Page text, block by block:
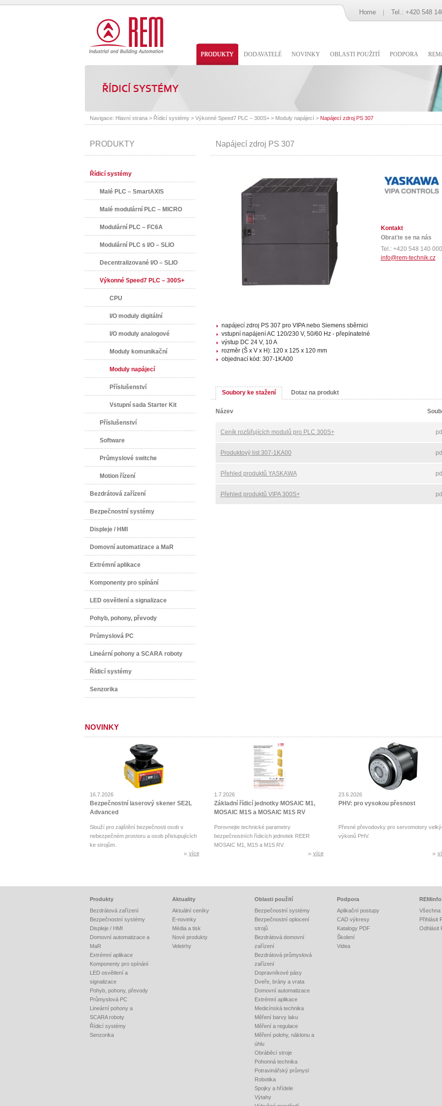
Home Tel.: +420 548
PRODUKTY DODAVATELÉ NOVINKY OBLASTI POUŽITÍ PODPORA
Navigace: Hlavní strana> Řídicí systémy> Výkonné Speed7 PLC – 300S+> Moduly napájecí> Napájecí zdroj PS 307
PRODUKTY
Řídicí systémy
Malé PLC – SmartAXIS
Malé modulární PLC – MICRO
Modulární PLC – FC6A
Modulární PLC s I/O – SLIO
Decentralizované I/O – SLIO
Výkonné Speed7 PLC – 300S+
CPU
I/O moduly digitální
I/O moduly analogové
Moduly komunikační
Moduly napájecí
Příslušenství
Vstupní sada Starter Kit
Příslušenství
Software
Průmyslové switche
Motion řízení
Bezdrátová zařízení
Bezpečnostní systémy
Displeje / HMI
Domovní automatizace a MaR
Extrémní aplikace
Komponenty pro spínání
LED osvětlení a signalizace
Pohyb, pohony, převody
Průmyslová PC
Lineární pohony a SCARA roboty
Řídicí systémy
Senzorika
Napájecí zdroj PS 307
Kontakt
Obraťte se na nás
Tel.: +420 548 140 000
info@rem-technik.cz
napájecí zdroj PS 307 pro VIPA nebo Siemens sběrnici
vstupní napájení AC 120/230 V, 50/60 Hz - přepínatelné
výstup DC 24 V, 10 A
rozměr (Š x V x H): 120 x 125 x 120 mm
objednací kód: 307-1KA00
Soubory ke stažení Dotaz na produkt
Název
Ceník rozšiřujících modulů pro PLC 300S+
Produktový list 307-1KA00
Přehled produktů YASKAWA
Přehled produktů VIPA 300S+
NOVINKY
16.7.2026
Bezpečnostní laserový skener SE2L
Advanced
Slouží pro zajištění bezpečnosti osob v
nebezpečném prostoru a osob přistupujících
ke strojům.
více
1.7.2026
Základní řídicí jednotky MOSAIC M1,
MOSAIC M1S a MOSAIC M1S RV
Porovnejte technické parametry
bezpečnostních řídicích jednotek REER
MOSAIC M1, M1S a M1S RV.
více
23.6.2026
PHV: pro vysokou přesnost
Přesné převodovky pro servomotory
výkonů PHV.
Produkty
Bezdrátová zařízení
Bezpečnostní systémy
Displeje / HMI
Domovní automatizace a
MaR
Extrémní aplikace
Komponenty pro spínání
LED osvětlení a
signalizace
Pohyb, pohony, převody
Průmyslová PC
Lineární pohony a
SCARA roboty
Řídicí systémy
Senzorika
Aktuality
Aktuální ceníky
E-novinky
Média a tisk
Nové produkty
Veletrhy
Oblasti použití
Bezpečnostní systémy
Bezpečnostní oplocení
strojů
Bezdrátová domovní
zařízení
Bezdrátová průmyslová
zařízení
Dopravníkové pásy
Dveře, brány a vrata
Domovní automatizace
Extrémní aplikace
Medicínská technika
Měření barvy laku
Měření a regulace
Měření polohy, náklonu a
úhlu
Obráběcí stroje
Pohonná technika
Potravinářský průmysl
Robotika
Spojky a hřídele
Výtahy
Podpora
Aplikační postupy
CAD výkresy
Katalogy PDF
Školení
Videa
REMinfo
Všechna
Přihlásit
Odhlásit